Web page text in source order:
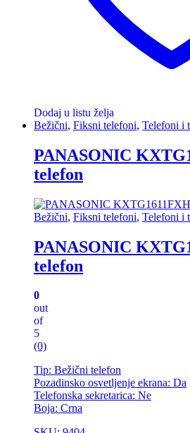
Dodaj u listu želja
Bežični, Fiksni telefoni, Telefoni i
PANASONIC
telefon
Bežični, Fiksni telefoni, Telefoni i
PANASONIC
telefon
0
out
of
5
(0)
Tip: Bežični telefon
Pozadinsko osvetljenje ekrana: Da
Telefonska sekretarica: Ne
Boja: Crna